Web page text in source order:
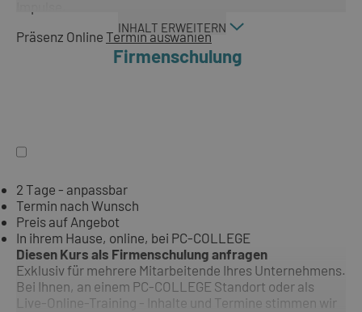
INHALT ERWEITERN
Präsenz Online Termin auswählen
Firmenschulung
2 Tage - anpassbar
Termin nach Wunsch
Preis auf Angebot
In ihrem Hause, online, bei PC-COLLEGE
Diesen Kurs als Firmenschulung anfragen
Exklusiv für mehrere Mitarbeitende Ihres Unternehmens.
Bei Ihnen, an einem PC-COLLEGE Standort oder als
Live-Online-Training - Inhalte und Termine stimmen wir